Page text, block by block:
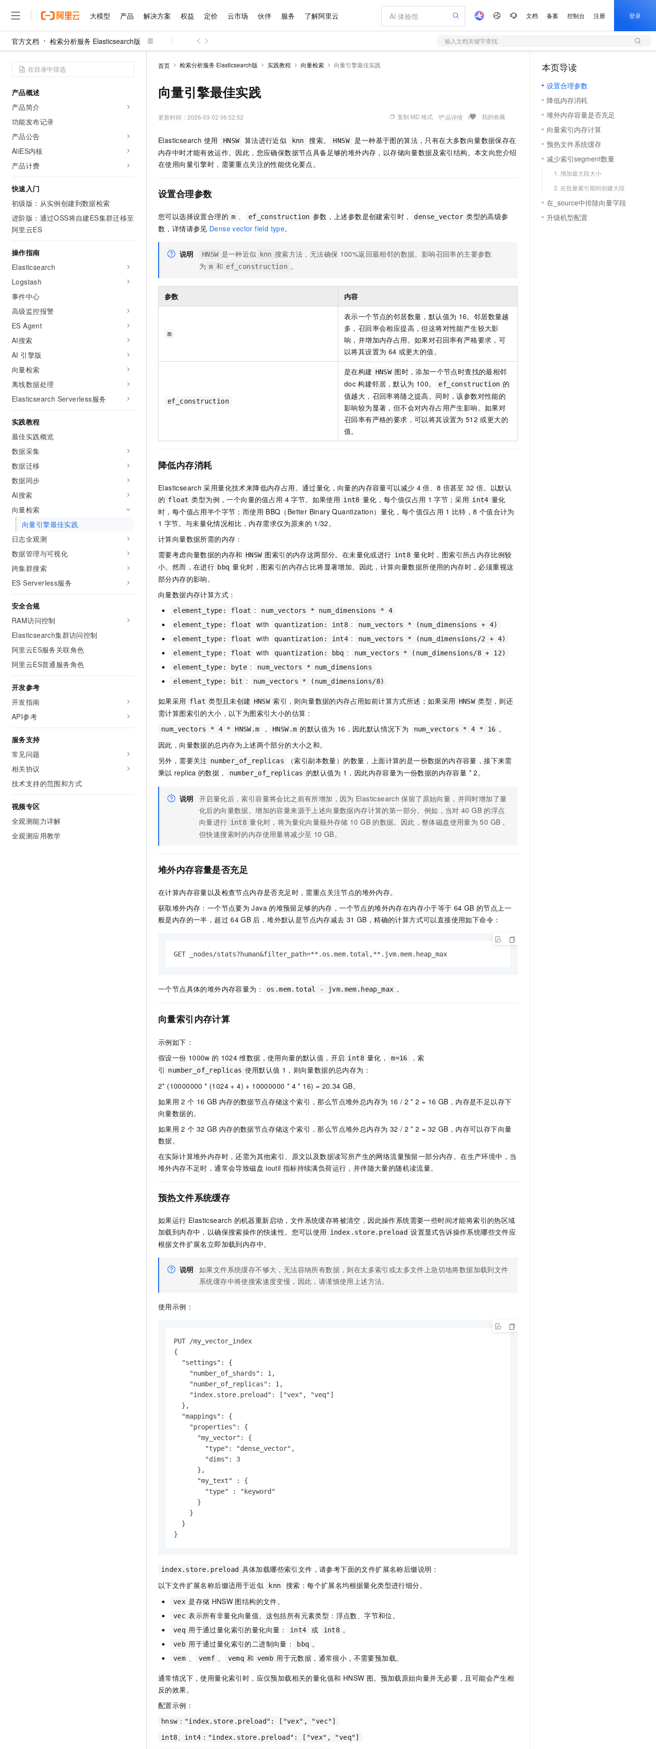
大模型 产品 解决方案 权益 定价 云市场 伙伴 服务 了解阿里云 文档 备案 控制台 注册 登录
官方文档 检索分析服务 Elasticsearch版 输入文档关键字查找
产品概述
产品简介
功能发布记录
产品公告
AliES内核
产品计费
快速入门
初级版：从实例创建到数据检索
进阶版：通过OSS将自建ES集群迁移至
阿里云ES
操作指南
Elasticsearch
Logstash
事件中心
高级监控报警
ES Agent
AI搜索
AI 引擎版
向量检索
离线数据处理
Elasticsearch Serverless服务
实践教程
最佳实践概览
数据采集
数据迁移
数据同步
AI搜索
向量检索
向量引擎最佳实践
日志全观测
数据管理与可视化
跨集群搜索
ES Serverless服务
安全合规
RAM访问控制
Elasticsearch集群访问控制
阿里云ES服务关联角色
阿里云ES普通服务角色
开发参考
开发指南
API参考
服务支持
常见问题
相关协议
技术支持的范围和方式
视频专区
全观测能力详解
全观测应用教学
首页 检索分析服务 Elasticsearch版 实践教程 向量检索 向量引擎最佳实践
向量引擎最佳实践
更新时间： 2026-03-02 06:52:52 复制 MD 格式 产品详情 我的收藏
Elasticsearch 使用 HNSW 算法进行近似 knn 搜索。 HNSW
是一种基于图的算法，只有在大多数向量数据保存在
内存中时才能有效运作。因此，您应确保数据节点具备足够的堆外内存，以存储向量数据及索引结构。本文向您介绍
在使用向量引擎时，需要重点关注的性能优化要点。
设置合理参数
您可以选择设置合理的 m 、 ef_construction 参数，上述参数是创建索引时， dense_vector 类型的高级参
数，详情请参见 Dense vector field type。
说明 HNSW 是一种近似 knn 搜索方法，无法确保 100%返回最相邻的数据。影响召回率的主要参数
为 m 和 ef_construction 。
参数 内容
m
表示一个节点的邻居数量，默认值为 16。邻居数量越
多，召回率会相应提高，但这将对性能产生较大影
响，并增加内存占用。如果对召回率有严格要求，可
以将其设置为 64 或更大的值。
ef_construction
是在构建 HNSW 图时，添加一个节点时查找的最相邻
doc 构建邻居，默认为 100。 ef_construction 的
值越大，召回率将随之提高。同时，该参数对性能的
影响较为显著，但不会对内存占用产生影响。如果对
召回率有严格的要求，可以将其设置为 512 或更大的
值。
降低内存消耗
Elasticsearch 采用量化技术来降低内存占用。通过量化，向量的内存容量可以减少 4 倍、8 倍甚至 32 倍。以默认
的 float 类型为例，一个向量的值占用 4 字节。如果使用 int8 量化，每个值仅占用 1 字节；采用 int4 量化
时，每个值占用半个字节；而使用 BBQ（Better Binary Quantization）量化，每个值仅占用 1 比特，8 个值合计为
1 字节。与未量化情况相比，内存需求仅为原来的 1/32。
计算向量数据所需的内存：
需要考虑向量数据的内存和 HNSW 图索引的内存这两部分。在未量化或进行 int8 量化时，图索引所占内存比例较
小。然而，在进行 bbq 量化时，图索引的内存占比将显著增加。因此，计算向量数据所使用的内存时，必须重视这
部分内存的影响。
向量数据内存计算方式：
element_type: float :
num_vectors * num_dimensions * 4
element_type: float
with quantization: int8 :
num_vectors * (num_dimensions + 4)
element_type: float
with quantization: int4 :
num_vectors * (num_dimensions/2 + 4)
element_type: float
with quantization: bbq :
num_vectors * (num_dimensions/8 + 12)
element_type: byte :
num_vectors * num_dimensions
element_type: bit : num_vectors * (num_dimensions/8)
如果采用 flat 类型且未创建 HNSW 索引，则向量数据的内存占用如前计算方式所述；如果采用 HNSW 类型，则还
需计算图索引的大小，以下为图索引大小的估算：
num_vectors * 4 * HNSW.m ， HNSW.m 的默认值为 16，因此默认情况下为 num_vectors * 4 * 16 。
因此，向量数据的总内存为上述两个部分的大小之和。
另外，需要关注 number_of_replicas
（索引副本数量）的数量，上面计算的是一份数据的内存容量，接下来需
乘以 replica 的数据， number_of_replicas 的默认值为 1，因此内存容量为一份数据的内存容量 * 2。
说明 开启量化后，索引容量将会比之前有所增加，因为 Elasticsearch 保留了原始向量，并同时增加了量
化后的向量数据。增加的容量来源于上述向量数据内存计算的第一部分。例如，当对 40 GB 的浮点
向量进行 int8 量化时，将为量化向量额外存储 10 GB 的数据。因此，整体磁盘使用量为 50 GB，
但快速搜索时的内存使用量将减少至 10 GB。
堆外内存容量是否充足
在计算内存容量以及检查节点内存是否充足时，需重点关注节点的堆外内存。
获取堆外内存：一个节点要为 Java 的堆预留足够的内存，一个节点的堆外内存在内存小于等于 64 GB 的节点上一
般是内存的一半，超过 64 GB 后，堆外默认是节点内存减去 31 GB，精确的计算方式可以直接使用如下命令：
GET _nodes/stats?human&filter_path=**.os.mem.total,**.jvm.mem.heap_max
一个节点具体的堆外内存容量为： os.mem.total - jvm.mem.heap_max 。
向量索引内存计算
示例如下：
假设一份 1000w 的 1024 维数据，使用向量的默认值，开启 int8 量化， m=16
，索
引
number_of_replicas 使用默认值 1，则向量数据的总内存为：
2* (10000000 * (1024 + 4) + 10000000 * 4 * 16) = 20.34 GB。
如果用 2 个 16 GB 内存的数据节点存储这个索引，那么节点堆外总内存为 16 / 2 * 2 = 16 GB，内存是不足以存下
向量数据的。
如果用 2 个 32 GB 内存的数据节点存储这个索引，那么节点堆外总内存为 32 / 2 * 2 = 32 GB，内存可以存下向量
数据。
在实际计算堆外内存时，还需为其他索引、原文以及数据读写所产生的网络流量预留一部分内存。在生产环境中，当
堆外内存不足时，通常会导致磁盘 ioutil 指标持续满负荷运行，并伴随大量的随机读流量。
预热文件系统缓存
如果运行 Elasticsearch 的机器重新启动，文件系统缓存将被清空，因此操作系统需要一些时间才能将索引的热区域
加载到内存中，以确保搜索操作的快速性。您可以使用 index.store.preload 设置显式告诉操作系统哪些文件应
根据文件扩展名立即加载到内存中。
说明 如果文件系统缓存不够大，无法容纳所有数据，则在太多索引或太多文件上急切地将数据加载到文件
系统缓存中将使搜索速度变慢，因此，请谨慎使用上述方法。
使用示例：
PUT /my_vector_index
{
  "settings": {
    "number_of_shards": 1,
    "number_of_replicas": 1,
    "index.store.preload": ["vex", "veq"]
  },
  "mappings": {
    "properties": {
      "my_vector": {
        "type": "dense_vector",
        "dims": 3
      },
      "my_text" : {
        "type" : "keyword"
      }
    }
  }
}
index.store.preload 具体加载哪些索引文件，请参考下面的文件扩展名称后缀说明：
以下文件扩展名称后缀适用于近似
knn 搜索：每个扩展名均根据量化类型进行细分。
vex 是存储 HNSW 图结构的文件。
vec 表示所有非量化向量值。这包括所有元素类型：浮点数、字节和位。
veq 用于通过量化索引的量化向量： int4 或 int8 。
veb 用于通过量化索引的二进制向量： bbq 。
vem vemf vemq 和 vemb 用于元数据，通常很小，不需要预加载。
通常情况下，使用量化索引时，应仅预加载相关的量化值和 HNSW 图。预加载原始向量并无必要，且可能会产生相
反的效果。
配置示例：
hnsw："index.store.preload": ["vex", "vec"]
int8、int4："index.store.preload": ["vex", "veq"]
本页导读
设置合理参数
降低内存消耗
堆外内存容量是否充足
向量索引内存计算
预热文件系统缓存
减少索引segment数量
1. 增加最大段大小
2. 在批量索引期间创建大段
在_source中排除向量字段
升级机型配置
大模型
千问AI平台
Qwen3.8-Max HOT
智能体时代全能旗舰模型
能看、能想、能动手的多模态智能体模型
Qwen3-VL-Plus
视觉 Coding、空间感知、多模态思考等全面升级
Kimi-K3 NEW
Kimi 最新旗舰模型，长程编程与推理利器
GLM-5.2
1M上下文，专为长程任务能力而生
HappyHorse-1.1-T2V
Wan2.7-T2V
文戏情感细腻自然，动作戏激烈拳拳到肉，实现更强表演能力
语音识别与合成
Qwen3-TTS-Flash
高表现力语音合成大模型，语音克隆听感自然
大模型服务 AI 应用构建
丰富多元化的应用模版和解决方案
大模型服务平台百炼-智能体
灵活可视化地构建企业级 Agent
AI Native 的算法工程平台，一站式完成建模、训练、推理服务部署
大模型原生应用
万有无界
企业级人与Agent协作平台，接入和调度多个数字员工
秒悟
云端极速 AI 应用创作平台
10 分钟在聊天系统中增加一个 AI 助手
10分钟微调：让0.6B模型媲美235B模型
用1%尺寸在特定领域达到大模型90%以上效果
即刻拥有 DeepSeek-R1 满血版
多模态数据信息提取
从文本、图片、视频中提取结构化的属性信息
超强辅助，Bolt.diy 一步搞定创意建站
产品
精选产品
计算
容器
存储
网络与CDN
安全
中间件
数据库
媒体服务
企业服务与云通信
终端用户计算
Serverless
迁移与运维管理
专有云
精选产品
大模型服务与应用平台
多元化、高性能、安全可靠的大模型服务
无影云电脑
随时随地安全接入的云上超级电脑
云解析DNS
云原生大数据计算服务 MaxCompute
人工智能平台 PAI
一站式AI开发、训练和推理服务
Qoder CN
全托管，含MySQL、PostgreSQL、SQL Server、MariaDB多引擎
Qoder
面向真实软件的智能体编程平台
轻量应用服务器
数字证书管理服务（原SSL证书）
实现全站HTTPS，呈现可信的WEB访问
短信服务
大数据开发治理平台 DataWorks
解决方案
精选解决方案
互联网应用开发
大数据
现代化应用
安全
网络
可观测
上云与迁云
企业出海
政企业务
精选解决方案
企业级Agent产品，直接交付可用成果
HappyHorse 打造一站式影视创作平台
可视化编排打通从文字构思到成片全链路闭环
快速拥有专属 OpenClaw
Hermes Agent，打造自进化智能体
自主进化，持久记忆，越用越聪明
Claude Code + GStack 打造工程团队
轻松解锁专属 DeepSeek-V4-Pro
5 分钟轻松部署专属 QwenPaw HOT
从聊天伙伴进化为能主动干活的本地数字员工
一句话生成原生可编辑精美 PPT 文稿
输入一句话想法, 轻松生成专业的 PPT
一键部署幻兽帕鲁游戏服务器
一键购买专属联机服务器，轻松开启游戏
漫剧工坊：一站式动画创作平台
快速生产连贯的高质量长漫剧
10 分钟搭建微信、支付宝小程序
高效部署网站，快速应用到小程序
权益 普惠上云
云服务器38元/年起，超值低价云产品抢先购
推荐新用户得奖励，单订单最高返9万
云工开物
高校专属算力普惠，学生认证享300元代金券
解决方案免费试用 新老同享
AI 产品 免费试用
140+云产品 免费试用
产品新客免费试用，最长12个月
大模型ACA认证体验
助力企业全员 AI 认知与能力提升
AI 特惠
Token Plan 模型订阅计划
Qwen3.8-Max 首发尝鲜，限时加量 10 倍，夜间低至2折
千问办公，限时限量积分加倍
Night Plan 支持 Qwen 3.8-Max
AI 场景体验
从图文生成到视频创作，一键激活电商全链路生产力
AI 广告创作
图文、视频一站生成，高效打造优质广告素材
智能客服
AI 活动
AI 生产力先锋
先锋实践拓展 AI 生产力的边界
飞天发布时刻
所见，即是所愿
AI 实训营
从基础到进阶，Agent 创客手把手教你
覆盖90%+业务场景，专享组合折扣价
定价 产品定价
了解云产品的定价详情
云上成本管理
管理和优化成本
价格计算器
自助选配和估算价格
配置报价器
阿里云 OPC 创新助力计划
Token 补贴，五大权
益加速 OPC 成功
云市场 精选商城
多端小程序
观测云
Tuya 物联网平台阿里云版
电子合同
畅捷通
Tableau 订阅
AI空中课堂在线直播课堂（旗舰版）
生态解决方案
行业生态解决方案
AI 开发和 AI 应用解决方案
数据与 API
OCR 文字识别
发票查验
企业应用
CRM
基础软件
JAVA
Ubuntu
SUSE
定制建站
模板小程序
定制小程序
APP 开发
建站系统
专业服务
公司注册
上云迁移
代维服务
伙伴 成为销售伙伴
咨询伙伴
销售伙伴合作计划
无影生态合作计划
Salesforce On Alibaba Cloud
Consulting Partner 合作计划
成为产品伙伴 产品伙伴合作计划
云网络合作计划
服务生态伙伴
服务伙伴合作计划
Al MaaS 服务伙伴赋能合作
伙伴信用分合作计划
更多支持
合作伙伴培训与认证
查询合作伙伴
登录合作伙伴管理后台
服务 售前咨询
售后服务
自助服务
在线服务
工单服务
企业增值服务
企业成长
服务实践
阿里云认证
信息公告
官网公告
开发者社区
镜像站
我要反馈
了解阿里云 为什么选择阿里云
技术领先
分析师报告
研究报告与白皮书
天池大赛
AI 算法大赛
云开发大赛
最佳实践
看见新力量
金融模力时刻
市场活动
魔搭 ModelScope
云工开物
加入我们
校园招聘